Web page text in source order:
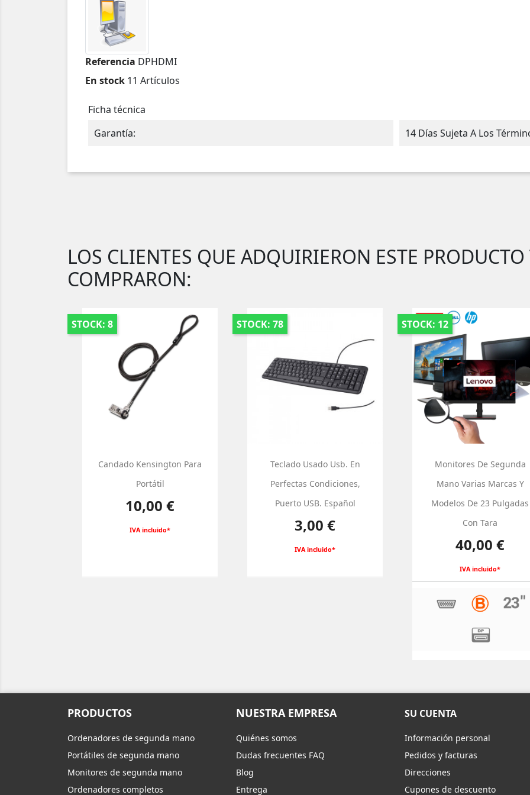
Referencia DPHDMI
En stock 11 Artículos
Ficha técnica
Garantía:
14 Días Sujeta A Los
LOS CLIENTES QUE ADQUIRIERON ESTE
COMPRARON:
STOCK: 8
Candado Kensington Para
Portátil
Precio
10,00 €
IVA incluido*
STOCK: 78
Teclado Usado Usb. En
Perfectas Condiciones,
Puerto USB. Español
Precio
3,00 €
IVA incluido*
STOCK: 12
Monitores De Segunda
Mano Varias Marcas Y
Modelos De 23 Pulgadas
Con Tara
Precio
40,00 €
IVA incluido*
PRODUCTOS
Ordenadores de segunda mano
Portátiles de segunda mano
Monitores de segunda mano
Ordenadores completos
NUESTRA EMPRESA
Quiénes somos
Dudas frecuentes FAQ
Blog
Entrega
SU CUENTA
Información personal
Pedidos y facturas
Direcciones
Cupones de descuento